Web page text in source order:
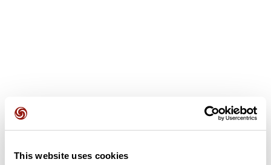
This website uses cookies
Avis des utilisateurs
Soyez le premier à ajouter un avis !